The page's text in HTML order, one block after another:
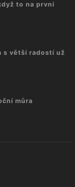
to na první
s větší radostí už
můra